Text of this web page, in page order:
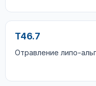
T46.7
Отравление липо-